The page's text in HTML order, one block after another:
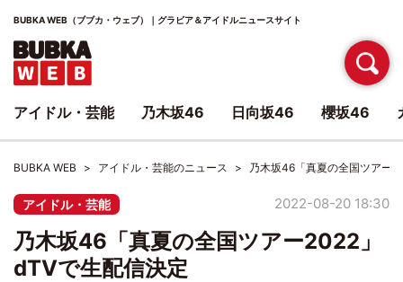
BUBKA WEB（ブブカ・ウェブ）｜グラビア＆アイドルニュースサイト
BUBKA WEB アイドル・芸能のニュース 乃木坂46「真夏の全国ツアー
アイドル・芸能 2022-08-20 18:30
乃木坂46「真夏の全国ツアー2022」
dTVで生配信決定
アイドル・芸能 乃木坂46 日向坂46 櫻坂46